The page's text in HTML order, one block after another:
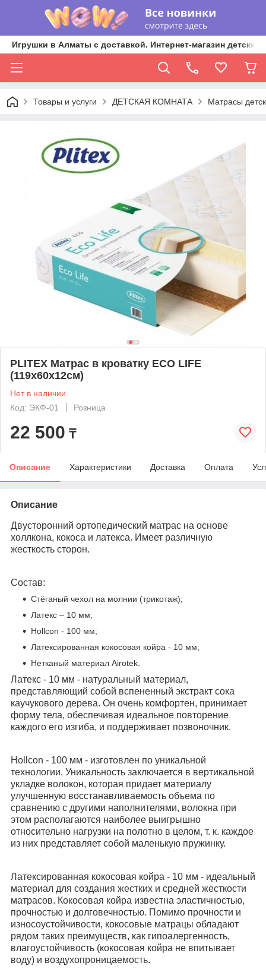
Игрушки в Алматы с доставкой. Интернет-магазин
Товары и услуги ДЕТСКАЯ КОМНАТА Матрасы
PLITEX Матрас в кроватку ECO LIFE
(119х60х12см)
Нет в наличии
Код: ЭКФ-01
Розница
22 500 ₸
Описание Характеристики Доставка Оплата
Описание
Двусторонний ортопедический матрас на основе
холлкона, кокоса и латекса. Имеет различную
жесткость сторон.
Состав:
Стёганый чехол на молнии (трикотаж);
Латекс – 10 мм;
Hollcon - 100 мм;
Латексированная кокосовая койра - 10 мм;
Нетканый материал Airotek.
Латекс - 10 мм - натуральный материал,
представляющий собой вспененный экстракт сока
каучукового дерева. Он очень комфортен, принимает
форму тела, обеспечивая идеальное повторение
каждого его изгиба, и поддерживает позвоночник.
Hollcon - 100 мм - изготовлен по уникальной
технологии. Уникальность заключается в вертикальной
укладке волокон, которая придает материалу
улучшенную восстанавливаемость объема по
сравнению с другими наполнителями, волокна при
этом располагаются наиболее выигрышно
относительно нагрузки на полотно в целом, т. к. каждое
из них представляет собой маленькую пружинку.
Латексированная кокосовая койра - 10 мм - идеальный
материал для создания жестких и средней жесткости
матрасов. Кокосовая койра известна эластичностью,
прочностью и долговечностью. Помимо прочности и
износоустойчивости, кокосовые матрацы обладают
рядом таких преимуществ, как гипоалергенность,
влагоустойчивость (кокосовая койра не впитывает
воду) и воздухопроницаемость.